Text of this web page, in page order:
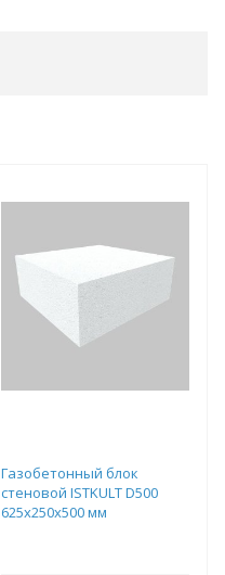
Газобетонный блок
стеновой ISTKULT D500
625х250х500 мм